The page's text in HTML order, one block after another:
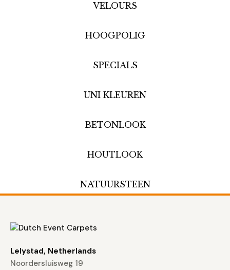
VELOURS
HOOGPOLIG
SPECIALS
UNI KLEUREN
BETONLOOK
HOUTLOOK
NATUURSTEEN
Lelystad, Netherlands
Noordersluisweg 19